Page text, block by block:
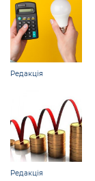
Редакція
Редакція